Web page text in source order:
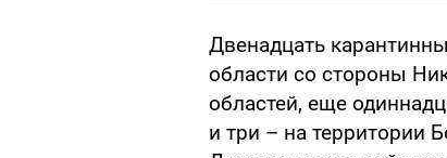
Двенадцать
области со стороны
областей, еще
и три – на территории